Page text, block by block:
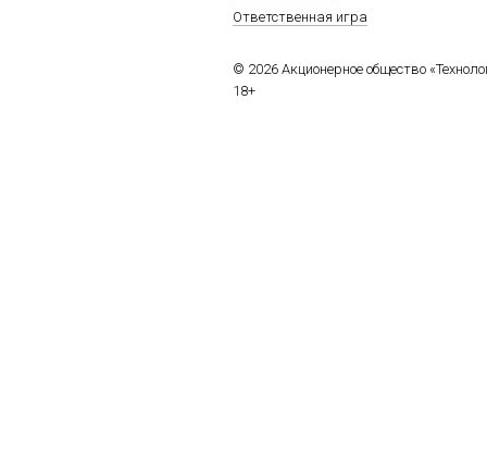
Ответственная игра
© 2026 Акционерное общество
18+